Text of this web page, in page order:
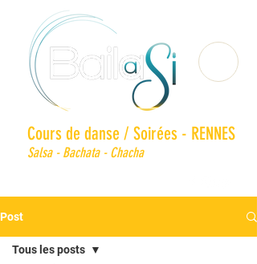
Cours de danse / Soirées - RENNES
Salsa - Bachata - Chacha
Post
Tous les posts